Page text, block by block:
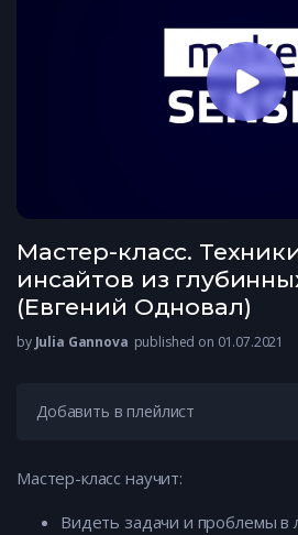
Мастер-класс.
инсайтов из
(Евгений Одновал)
by Julia Gannova published on 01.07.2021
Добавить в плейлист
Мастер-класс научит:
Видеть задачи и проблемы в